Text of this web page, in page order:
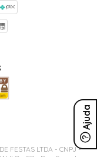
Ajuda
FESTAS LTDA - CNPJ -